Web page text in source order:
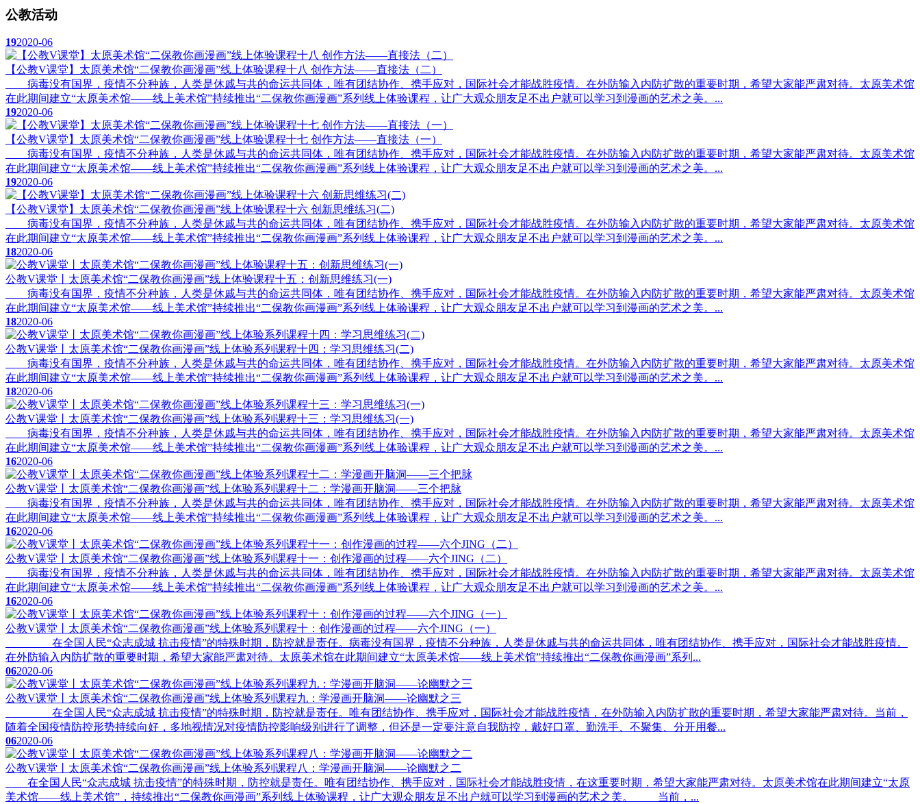
公教活动
192020-06
【公教V课堂】太原美术馆“二保教你画漫画”线上体验课程十八 创作方法——直接法（二）
病毒没有国界，疫情不分种族，人类是休戚与共的命运共同体，唯有团结协作、携手应对，国际社会才能战胜疫情。在外防输入内防扩散的重要时期，希望大家能严肃对待。太原美术馆
在此期间建立“太原美术馆——线上美术馆”持续推出“二保教你画漫画”系列线上体验课程，让广大观众朋友足不出户就可以学习到漫画的艺术之美。...
192020-06
【公教V课堂】太原美术馆“二保教你画漫画”线上体验课程十七 创作方法——直接法（一）
病毒没有国界，疫情不分种族，人类是休戚与共的命运共同体，唯有团结协作、携手应对，国际社会才能战胜疫情。在外防输入内防扩散的重要时期，希望大家能严肃对待。太原美术馆
在此期间建立“太原美术馆——线上美术馆”持续推出“二保教你画漫画”系列线上体验课程，让广大观众朋友足不出户就可以学习到漫画的艺术之美。...
192020-06
【公教V课堂】太原美术馆“二保教你画漫画”线上体验课程十六 创新思维练习(二)
病毒没有国界，疫情不分种族，人类是休戚与共的命运共同体，唯有团结协作、携手应对，国际社会才能战胜疫情。在外防输入内防扩散的重要时期，希望大家能严肃对待。太原美术馆
在此期间建立“太原美术馆——线上美术馆”持续推出“二保教你画漫画”系列线上体验课程，让广大观众朋友足不出户就可以学习到漫画的艺术之美。...
182020-06
公教V课堂丨太原美术馆“二保教你画漫画”线上体验课程十五：创新思维练习(一)
病毒没有国界，疫情不分种族，人类是休戚与共的命运共同体，唯有团结协作、携手应对，国际社会才能战胜疫情。在外防输入内防扩散的重要时期，希望大家能严肃对待。太原美术馆
在此期间建立“太原美术馆——线上美术馆”持续推出“二保教你画漫画”系列线上体验课程，让广大观众朋友足不出户就可以学习到漫画的艺术之美。...
182020-06
公教V课堂丨太原美术馆“二保教你画漫画”线上体验系列课程十四：学习思维练习(二)
病毒没有国界，疫情不分种族，人类是休戚与共的命运共同体，唯有团结协作、携手应对，国际社会才能战胜疫情。在外防输入内防扩散的重要时期，希望大家能严肃对待。太原美术馆
在此期间建立“太原美术馆——线上美术馆”持续推出“二保教你画漫画”系列线上体验课程，让广大观众朋友足不出户就可以学习到漫画的艺术之美。...
182020-06
公教V课堂丨太原美术馆“二保教你画漫画”线上体验系列课程十三：学习思维练习(一)
病毒没有国界，疫情不分种族，人类是休戚与共的命运共同体，唯有团结协作、携手应对，国际社会才能战胜疫情。在外防输入内防扩散的重要时期，希望大家能严肃对待。太原美术馆
在此期间建立“太原美术馆——线上美术馆”持续推出“二保教你画漫画”系列线上体验课程，让广大观众朋友足不出户就可以学习到漫画的艺术之美。...
162020-06
公教V课堂丨太原美术馆“二保教你画漫画”线上体验系列课程十二：学漫画开脑洞——三个把脉
病毒没有国界，疫情不分种族，人类是休戚与共的命运共同体，唯有团结协作、携手应对，国际社会才能战胜疫情。在外防输入内防扩散的重要时期，希望大家能严肃对待。太原美术馆
在此期间建立“太原美术馆——线上美术馆”持续推出“二保教你画漫画”系列线上体验课程，让广大观众朋友足不出户就可以学习到漫画的艺术之美。...
162020-06
公教V课堂丨太原美术馆“二保教你画漫画”线上体验系列课程十一：创作漫画的过程——六个JING（二）
病毒没有国界，疫情不分种族，人类是休戚与共的命运共同体，唯有团结协作、携手应对，国际社会才能战胜疫情。在外防输入内防扩散的重要时期，希望大家能严肃对待。太原美术馆
在此期间建立“太原美术馆——线上美术馆”持续推出“二保教你画漫画”系列线上体验课程，让广大观众朋友足不出户就可以学习到漫画的艺术之美。...
162020-06
公教V课堂丨太原美术馆“二保教你画漫画”线上体验系列课程十：创作漫画的过程——六个JING（一）
在全国人民“众志成城 抗击疫情”的特殊时期，防控就是责任。病毒没有国界，疫情不分种族，人类是休戚与共的命运共同体，唯有团结协作、携手应对，国际社会才能战胜疫情。
在外防输入内防扩散的重要时期，希望大家能严肃对待。太原美术馆在此期间建立“太原美术馆——线上美术馆”持续推出“二保教你画漫画”系列...
062020-06
公教V课堂丨太原美术馆“二保教你画漫画”线上体验系列课程九：学漫画开脑洞——论幽默之三
在全国人民“众志成城 抗击疫情”的特殊时期，防控就是责任。唯有团结协作、携手应对，国际社会才能战胜疫情，在外防输入内防扩散的重要时期，希望大家能严肃对待。当前，
随着全国疫情防控形势持续向好，多地视情况对疫情防控影响级别进行了调整，但还是一定要注意自我防控，戴好口罩、勤洗手、不聚集、分开用餐...
062020-06
公教V课堂丨太原美术馆“二保教你画漫画”线上体验系列课程八：学漫画开脑洞——论幽默之二
在全国人民“众志成城 抗击疫情”的特殊时期，防控就是责任。唯有团结协作、携手应对，国际社会才能战胜疫情，在这重要时期，希望大家能严肃对待。太原美术馆在此期间建立“太原
美术馆——线上美术馆”，持续推出“二保教你画漫画”系列线上体验课程，让广大观众朋友足不出户就可以学习到漫画的艺术之美。 当前，...